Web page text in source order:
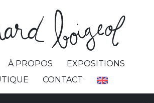
À PROPOS
EXPOSITIONS
CONTACT